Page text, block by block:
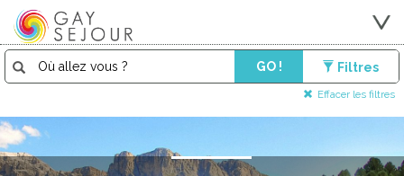
GO ! Filtres
Effacer les filtres